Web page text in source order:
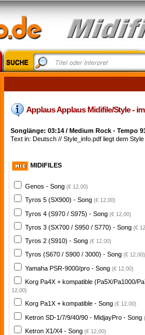
Applaus Applaus Midifile/Style -
Songlänge: 03:14 / Medium Rock - Tempo
Text in: Deutsch // Style_info.pdf liegt dem
MIDIFILES
Genos - Song (€ 12,00)
Tyros 5 (SX900) - Song (€ 12,00)
Tyros 4 (S970 / S975) - Song (€ 12,00)
Tyros 3 (SX700 / S950 / S770) - Song (€
Tyros 2 (S910) - Song (€ 12,00)
Tyros (S670 / S900 / 3000) - Song (€ 12,00)
Yamaha PSR-9000/pro - Song (€ 12,00)
Korg Pa4X + kompatible (Pa5X/Pa1000/
12,00)
Korg Pa1X + kompatible - Song (€ 12,00)
Ketron SD-1/7/9/40/90 - MidjayPro - Song
Ketron X1/X4 - Song (€ 12,00)